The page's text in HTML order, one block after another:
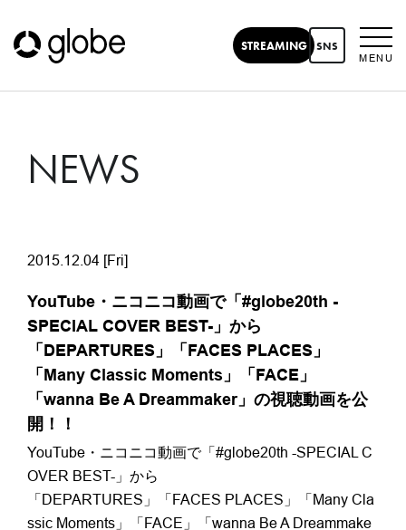
STREAMING SNS
MENU
NEWS
2015.12.04 [Fri]
YouTube・ニコニコ動画で「#globe20th -
SPECIAL COVER BEST-」から
「DEPARTURES」「FACES PLACES」
「Many Classic Moments」「FACE」
「wanna Be A Dreammaker」の視聴動画を公
開！！
YouTube・ニコニコ動画で「#globe20th -SPECIAL C
OVER BEST-」から
「DEPARTURES」「FACES PLACES」「Many Cla
ssic Moments」「FACE」「wanna Be A Dreammake